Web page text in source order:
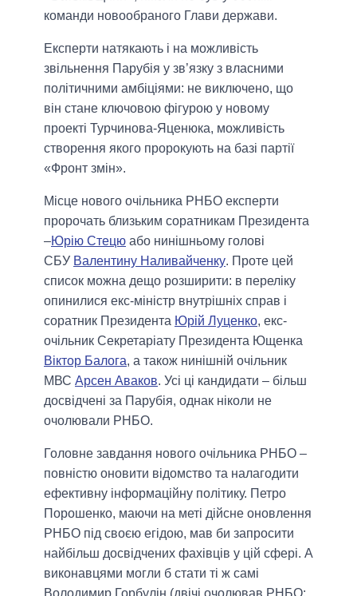
команди новообраного Глави держави.
Експерти натякають і на можливість
звільнення Парубія у зв’язку з власними
політичними амбіціями: не виключено, що
він стане ключовою фігурою у новому
проекті Турчинова-Яценюка, можливість
створення якого пророкують на базі партії
«Фронт змін».
Місце нового очільника РНБО експерти
пророчать близьким соратникам Президента
–Юрію Стецю або нинішньому голові
СБУ Валентину Наливайченку. Проте цей
список можна дещо розширити: в переліку
опинилися екс-міністр внутрішніх справ і
соратник Президента Юрій Луценко, екс-
очільник Секретаріату Президента Ющенка
Віктор Балога, а також нинішній очільник
МВС Арсен Аваков. Усі ці кандидати – більш
досвідчені за Парубія, однак ніколи не
очолювали РНБО.
Головне завдання нового очільника РНБО –
повністю оновити відомство та налагодити
ефективну інформаційну політику. Петро
Порошенко, маючи на меті дійсне оновлення
РНБО під своєю егідою, мав би запросити
найбільш досвідчених фахівців у цій сфері. А
виконавцями могли б стати ті ж самі
Володимир Горбулін (двічі очолював РНБО: